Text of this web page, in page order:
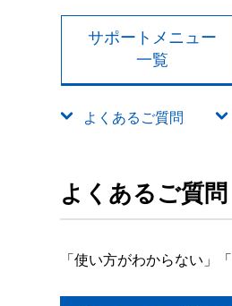
サポートメニュー
一覧
よくあるご質問
よくあるご質問
「使い方がわからない」